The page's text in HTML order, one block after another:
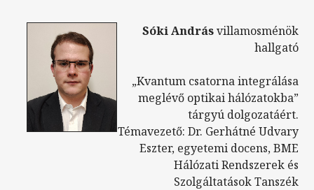
Sóki Andrásvillamosménök
hallgató
„Kvantum csatorna integrálása
meglévő optikai hálózatokba”
tárgyú dolgozatáért.
Témavezető: Dr. Gerhátné Udvary
Eszter, egyetemi docens, BME
Hálózati Rendszerek és
Szolgáltatások Tanszék